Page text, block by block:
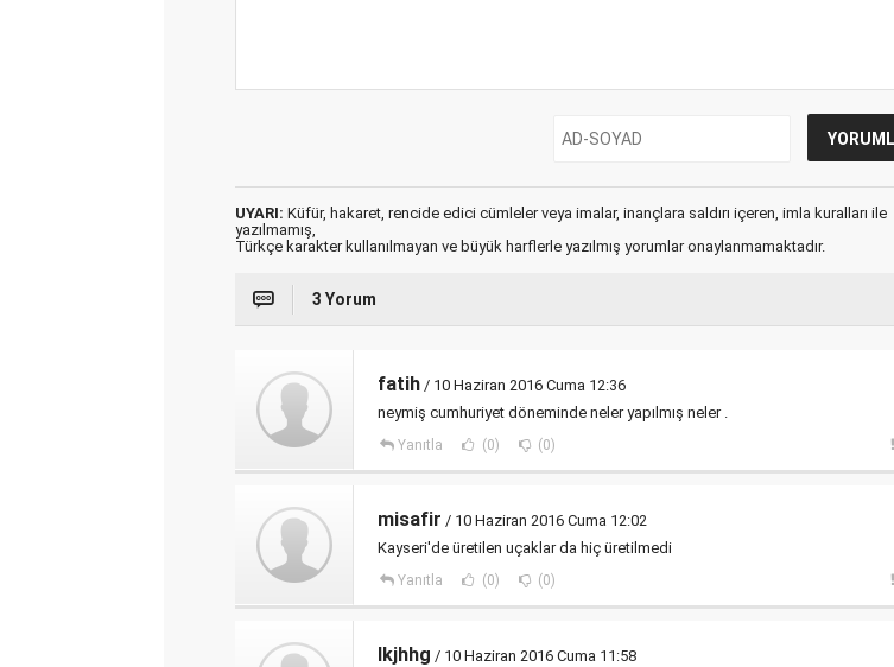
UYARI: Küfür, hakaret, rencide edici cümleler veya imalar, inançlara saldırı içeren, imla kuralları ile
yazılmamış,
Türkçe karakter kullanılmayan ve büyük harflerle yazılmış yorumlar onaylanmamaktadır.
3 Yorum
fatih / 10 Haziran 2016 Cuma 12:36
neymiş cumhuriyet döneminde neler yapılmış neler .
Yanıtla (0) (0)
misafir / 10 Haziran 2016 Cuma 12:02
Kayseri'de üretilen uçaklar da hiç üretilmedi
Yanıtla (0) (0)
lkjhhg / 10 Haziran 2016 Cuma 11:58